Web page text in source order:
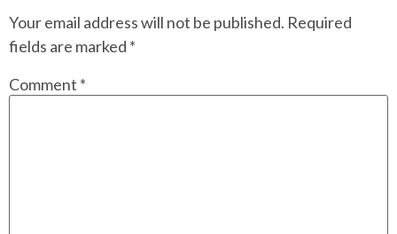
Your email address will not be published. Required
fields are marked *
Comment *